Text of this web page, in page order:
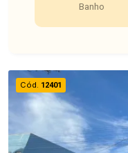
Banho
Cód. 12401